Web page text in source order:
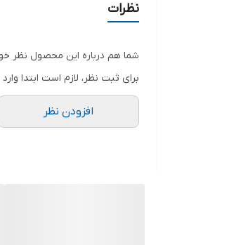
نظرات
شما هم درباره این محصول نظر
برای ثبت نظر، لازم است ابتدا
افزودن نظر